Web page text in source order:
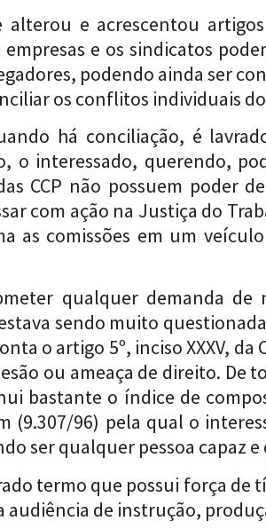
e acrescentou
e os sindicatos
podendo ainda ser
os conflitos individuais
há conciliação, é
o interessado, querendo,
CCP não possuem poder
com ação na Justiça do
as comissões em um
qualquer demanda de
sendo muito
o artigo 5º, inciso XXXV,
ou ameaça de direito. De
bastante o índice de
(9.307/96) pela qual o
ser qualquer pessoa capaz
termo que possui força
de instrução,